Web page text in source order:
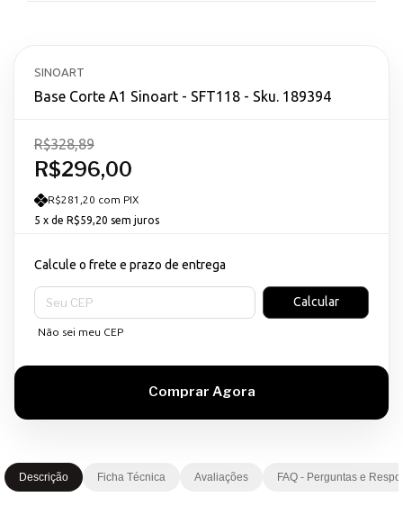
SINOART
Base Corte A1 Sinoart - SFT118 - Sku. 189394
R$296,00
R$328,89
R$281,20 com PIX
5 x de R$59,20 sem juros
Calcule o frete e prazo de entrega
Entregas para o CEP:
Calcular
Não sei meu CEP
Descrição Ficha Técnica Avaliações FAQ - Perguntas e